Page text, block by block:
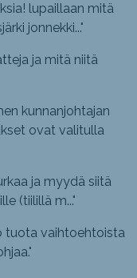
lupaillaan mitä
jonnekki..."
ja mitä niitä
kunnanjohtajan
ovat valitulla
ja myydä siitä
(tiilillä m..."
tuota vaihtoehtoista
"